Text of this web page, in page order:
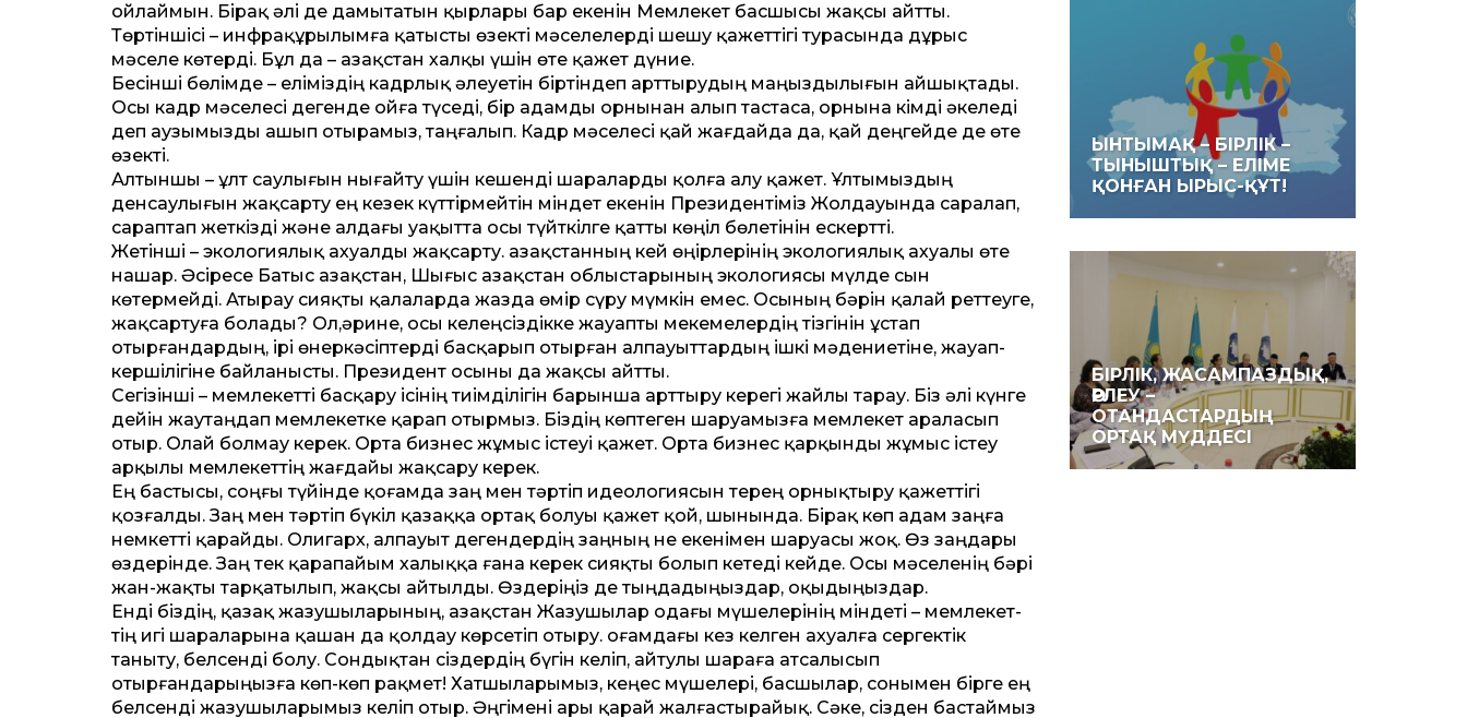
ойлаймын. Бірақ әлі де дамытатын қырлары бар екенін Мемлекет басшысы жақсы айт­ты.
Төртіншісі – инфрақұрылымға қатысты өзекті мәселелерді шешу қажет­тігі турасында дұрыс
мәселе көтерді. Бұл да – Қазақстан халқы үшін өте қажет дүние.
Бесінші бөлімде – еліміздің кадрлық әлеуетін біртіндеп арт­тырудың маңыздылығын айшықтады.
Осы кадр мәселесі дегенде ойға түседі, бір адамды орнынан алып тастаса, орнына кімді әкеледі
деп аузымызды ашып отырамыз, таңғалып. Кадр мәселесі қай жағдайда да, қай деңгейде де өте
өзекті.
Алтыншы – ұлт саулығын нығайту үшін кешенді шараларды қолға алу қажет. Ұлтымыздың
денсаулығын жақсарту ең кезек күт­тірмейтін міндет екенін Президентіміз Жолдауында саралап,
сараптап жеткізді және алдағы уақыт­та осы түйткілге қат­ты көңіл бөлетінін ескерт­ті.
Жетінші – экологиялық ахуалды жақсарту. Қазақстанның кей өңірлерінің экологиялық ахуалы өте
нашар. Әсіресе Батыс Қазақстан, Шығыс Қазақстан облыстарының экологиясы мүлде сын
көтермейді. Атырау сияқты қалаларда жазда өмір сүру мүмкін емес. Осының бәрін қалай рет­теуге,
жақсартуға болады? Ол,әрине, осы келеңсіздікке жауапты мекемелердің тізгінін ұстап
отырғандардың, ірі өнеркәсіптерді басқарып отырған алпауыт­тардың ішкі мәдениетіне, жауап­
кершілігіне байланысты. Президент осыны да жақсы айт­ты.
Сегізінші – мемлекет­ті басқару ісінің тиімділігін барынша арт­тыру керегі жайлы тарау. Біз әлі күнге
дейін жаутаңдап мемлекетке қарап отырмыз. Біздің көптеген шаруамызға мемлекет араласып
отыр. Олай болмау керек. Орта бизнес жұмыс істеуі қажет. Орта бизнес қарқынды жұмыс істеу
арқылы мемлекет­тің жағдайы жақсару керек.
Ең бастысы, соңғы түйінде қоғамда заң мен тәртіп идеологиясын терең орнықтыру қажет­тігі
қозғалды. Заң мен тәртіп бүкіл қазаққа ортақ болуы қажет қой, шынында. Бірақ көп адам заңға
немкет­ті қарайды. Олигарх, алпауыт дегендердің заңның не екенімен шаруа­сы жоқ. Өз заңдары
өздерінде. Заң тек қарапайым халыққа ғана керек сияқты болып кетеді кейде. Осы мәселенің бәрі
жан-жақты тарқатылып, жақсы айтылды. Өздеріңіз де тыңдадыңыздар, оқыдыңыздар.
Енді біздің, қазақ жазушыларының, Қазақстан Жазушылар одағы мүшелерінің міндеті – мемлекет­
тің игі шараларына қашан да қолдау көрсетіп отыру. Қоғамдағы кез келген ахуалға сергектік
таныту, белсенді болу. Сондықтан сіздердің бүгін келіп, айтулы шараға атсалысып
отырғандарыңызға көп-көп рақмет! Хатшыларымыз, кеңес мүшелері, басшылар, сонымен бірге ең
белсенді жазушыларымыз келіп отыр. Әңгімені ары қарай жалғастырайық. Сәке, сізден бастаймыз
ЫНТЫМАҚ – БІРЛІК –
ТЫНЫШТЫҚ – ЕЛІМЕ
ҚОНҒАН ЫРЫС-ҚҰТ!
БІРЛІК, ЖАСАМПАЗДЫҚ,
ӨРЛЕУ –
ОТАНДАСТАРДЫҢ
ОРТАҚ МҮДДЕСІ